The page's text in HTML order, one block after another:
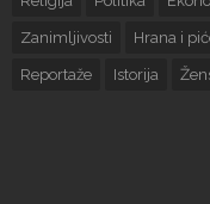
Zanimljivosti Hrana i
Reportaže Istorija